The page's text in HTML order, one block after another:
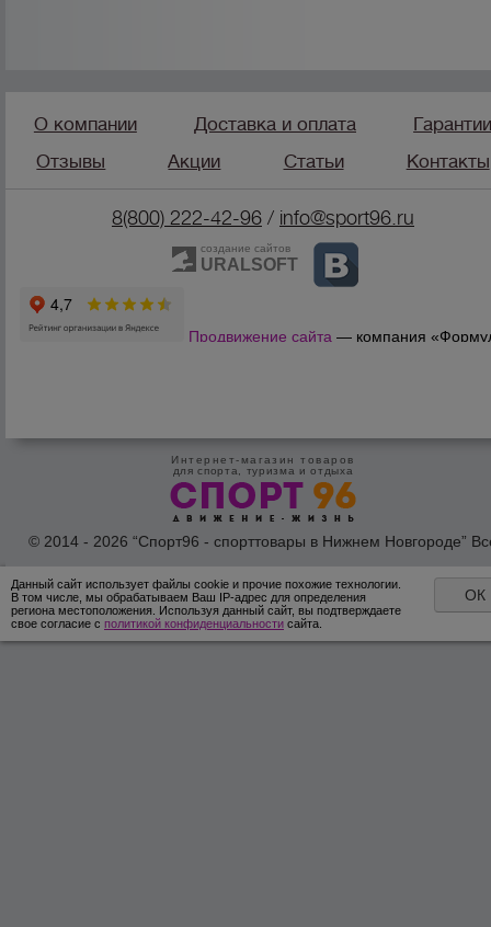
О компании Доставка и оплата
Отзывы
Акции Статьи Контакты
8(800) 222-42-96/ info@sport96.ru
создание сайтов
URALSOFT
Продвижение сайта — компания
Интернет-магазин товаров
для спорта, туризма и отдыха
© 2014 - 2026 “Спорт96 - спорттовары в Нижнем Новгороде”
Данный сайт использует файлы cookie и прочие похожие технологии.
В том числе, мы обрабатываем Ваш IP-адрес для определения
региона местоположения. Используя данный сайт, вы подтверждаете
свое согласие с политикой конфиденциальности сайта.
ОК